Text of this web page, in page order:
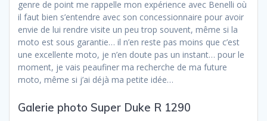
genre de point me rappelle mon expérience avec Benelli où
il faut bien s’entendre avec son concessionnaire pour avoir
envie de lui rendre visite un peu trop souvent, même si la
moto est sous garantie… il n’en reste pas moins que c’est
une excellente moto, je n’en doute pas un instant… pour le
moment, je vais peaufiner ma recherche de ma future
moto, même si j’ai déjà ma petite idée…
Galerie photo Super Duke R 1290